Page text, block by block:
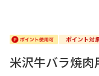
米沢牛バラ焼肉